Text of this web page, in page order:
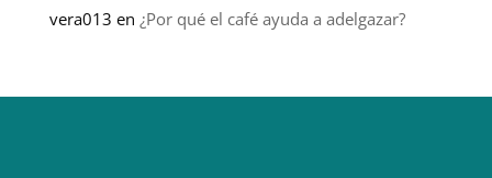
vera013 en ¿Por qué el café ayuda a adelgazar?